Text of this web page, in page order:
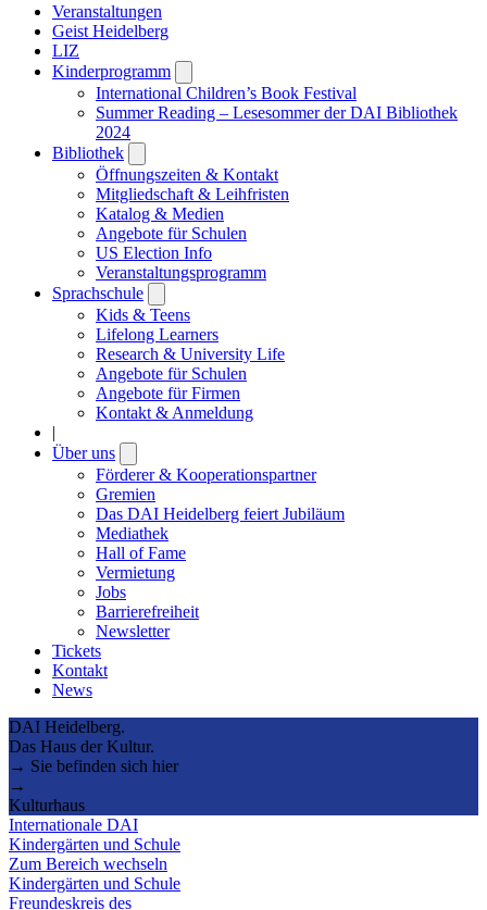
Veranstaltungen
Geist Heidelberg
LIZ
Kinderprogramm
submenu
International Children’s Book Festival
Summer Reading – Lesesommer der DAI Bibliothek
2024
Bibliothek
submenu
Öffnungszeiten & Kontakt
Mitgliedschaft & Leihfristen
Katalog & Medien
Angebote für Schulen
US Election Info
Veranstaltungsprogramm
Sprachschule
submenu
Kids & Teens
Lifelong Learners
Research & University Life
Angebote für Schulen
Angebote für Firmen
Kontakt & Anmeldung
|
Über uns
submenu
Förderer & Kooperationspartner
Gremien
Das DAI Heidelberg feiert Jubiläum
Mediathek
Hall of Fame
Vermietung
Jobs
Barrierefreiheit
Newsletter
Tickets
Kontakt
News
DAI Heidelberg.
Das Haus der Kultur.
→ Sie befinden sich hier
→
Kulturhaus
Internationale DAI
Kindergärten und Schule
Zum Bereich wechseln
Kindergärten und Schule
Freundeskreis des